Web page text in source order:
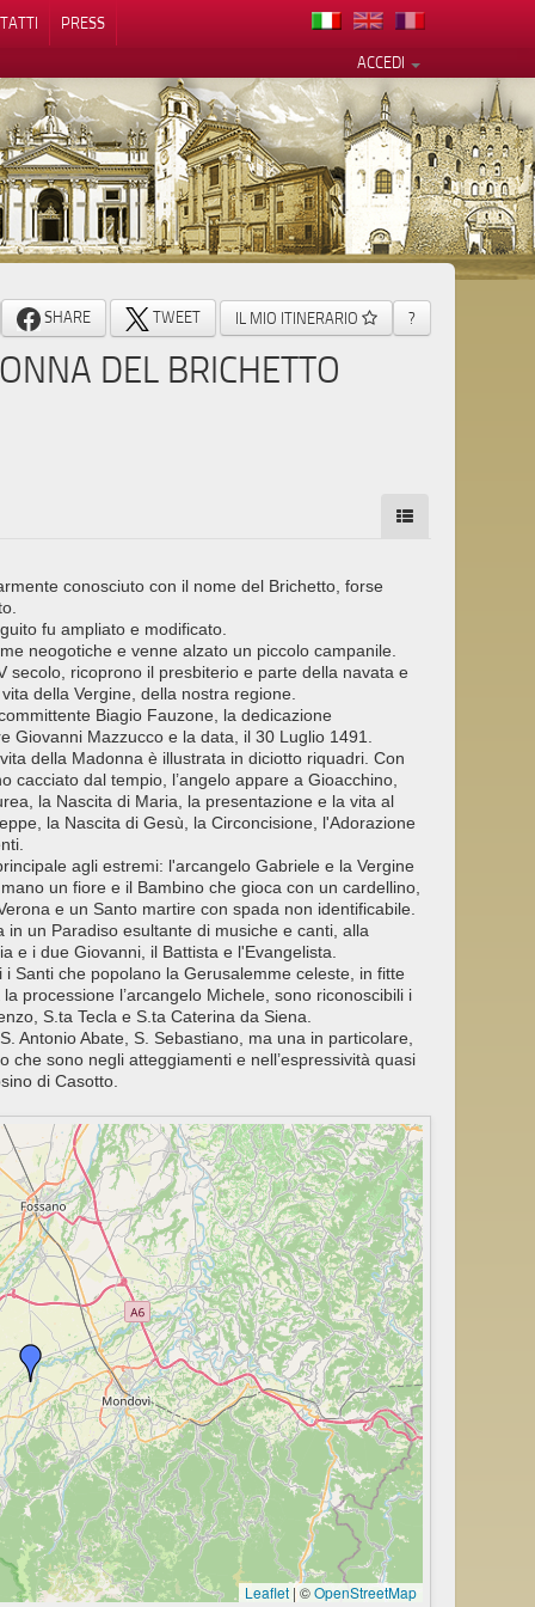
PRESS
ACCEDI
SHARE TWEET IL MIO ITINERARIO ?
DEL BRICHETTO
conosciuto con il nome del Brichetto, forse
fu ampliato e modificato.
neogotiche e venne alzato un piccolo campanile.
secolo, ricoprono il presbiterio e parte della navata e
della Vergine, della nostra regione.
Biagio Fauzone, la dedicazione
Giovanni Mazzucco e la data, il 30 Luglio 1491.
della Madonna è illustrata in diciotto riquadri. Con
cacciato dal tempio, l’angelo appare a Gioacchino,
la Nascita di Maria, la presentazione e la vita al
la Nascita di Gesù, la Circoncisione, l'Adorazione
agli estremi: l'arcangelo Gabriele e la Vergine
un fiore e il Bambino che gioca con un cardellino,
e un Santo martire con spada non identificabile.
un Paradiso esultante di musiche e canti, alla
e i due Giovanni, il Battista e l'Evangelista.
Santi che popolano la Gerusalemme celeste, in fitte
processione l’arcangelo Michele, sono riconoscibili i
S.ta Tecla e S.ta Caterina da Siena.
Antonio Abate, S. Sebastiano, ma una in particolare,
sono negli atteggiamenti e nell’espressività quasi
di Casotto.
Leaflet | ©OpenStreetMap